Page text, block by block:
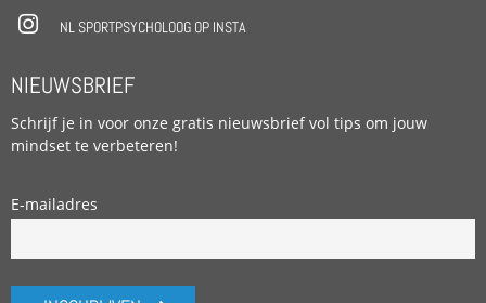
NL SPORTPSYCHOLOOG OP INSTA
NIEUWSBRIEF
Schrijf je in voor onze gratis nieuwsbrief vol tips om jouw
mindset te verbeteren!
E-mailadres